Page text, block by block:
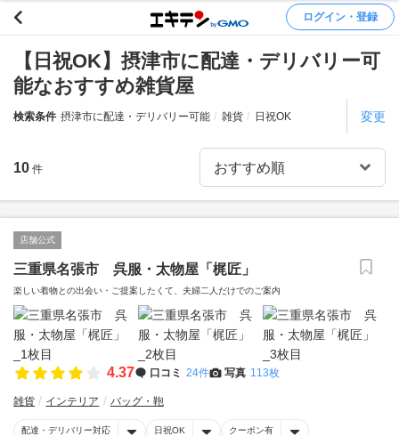
ログイン・登録
【日祝OK】摂津市に配達・デリバリー可
能なおすすめ雑貨屋
検索条件 摂津市に配達・デリバリー可能 雑貨 日祝OK 変更
10 件
店舗公式
三重県名張市 呉服・太物屋「梶匠」
楽しい着物との出会い・ご提案したくて、夫婦二人だけでのご案内
4.37 口コミ 24件 写真 113枚
雑貨 インテリア バッグ・鞄
配達・デリバリー対応 日祝OK クーポン有